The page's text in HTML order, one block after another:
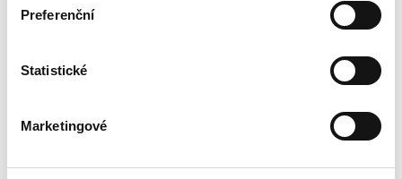
Preferenční
Statistické
MarketingovéKniha přibližuje právnické obci v České